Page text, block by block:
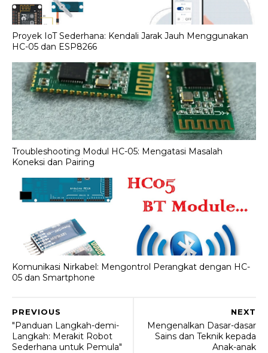
Proyek IoT Sederhana: Kendali Jarak Jauh Menggunakan
HC-05 dan ESP8266
Troubleshooting Modul HC-05: Mengatasi Masalah
Koneksi dan Pairing
Komunikasi Nirkabel: Mengontrol Perangkat dengan HC-
05 dan Smartphone
NEXT
Mengenalkan Dasar-dasar
Sains dan Teknik kepada
Anak-anak
PREVIOUS
"Panduan Langkah-demi-
Langkah: Merakit Robot
Sederhana untuk Pemula"